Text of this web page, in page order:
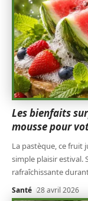
Les bienfaits
mousse pour
La pastèque, ce fruit
simple plaisir estival.
rafraîchissante
Santé 28 avril 2026